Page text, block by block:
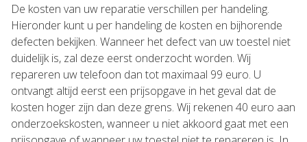
De kosten van uw reparatie verschillen per handeling.
Hieronder kunt u per handeling de kosten en bijhorende
defecten bekijken. Wanneer het defect van uw toestel niet
duidelijk is, zal deze eerst onderzocht worden. Wij
repareren uw telefoon dan tot maximaal 99 euro. U
ontvangt altijd eerst een prijsopgave in het geval dat de
kosten hoger zijn dan deze grens. Wij rekenen 40 euro aan
onderzoekskosten, wanneer u niet akkoord gaat met een